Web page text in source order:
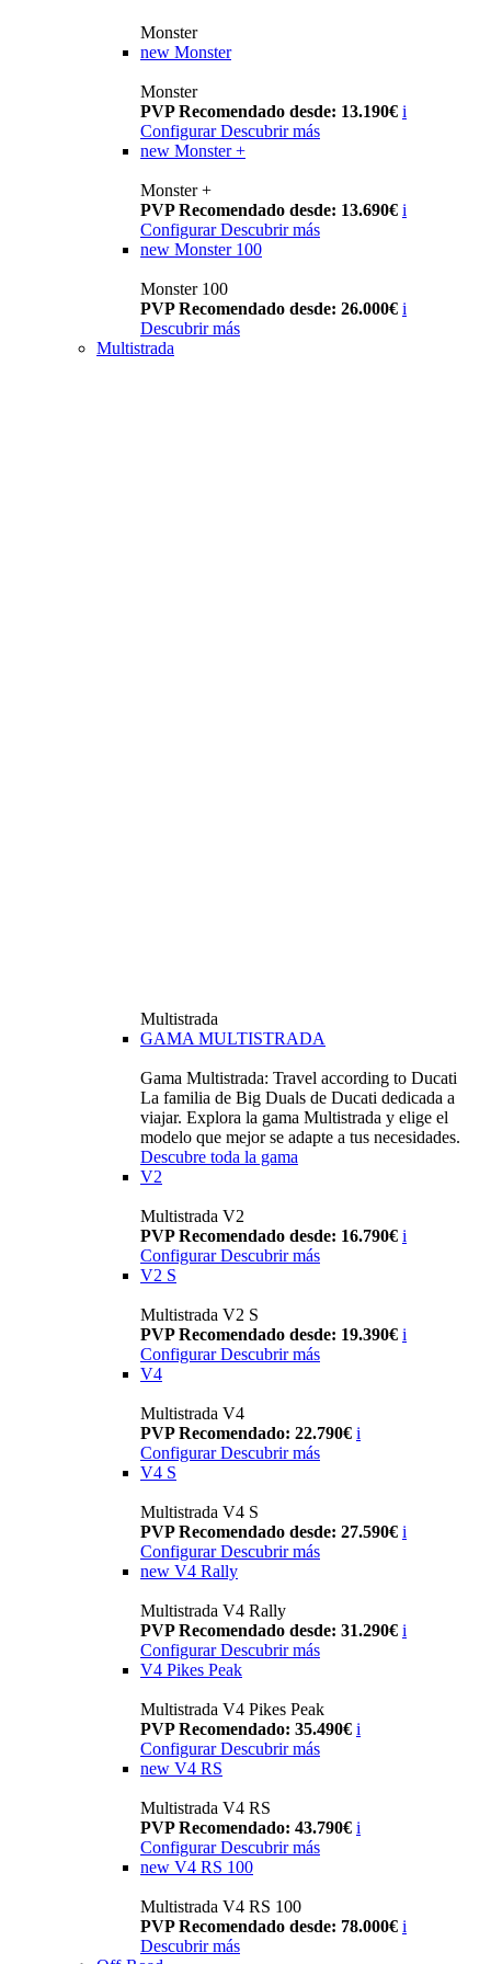
Monster
new Monster
Monster
PVP Recomendado desde: 13.190€ i
Configurar Descubrir más
new Monster +
Monster +
PVP Recomendado desde: 13.690€ i
Configurar Descubrir más
new Monster 100
Monster 100
PVP Recomendado desde: 26.000€ i
Descubrir más
Multistrada
Multistrada
GAMA MULTISTRADA
Gama Multistrada: Travel according to Ducati
La familia de Big Duals de Ducati dedicada a
viajar. Explora la gama Multistrada y elige el
modelo que mejor se adapte a tus necesidades.
Descubre toda la gama
V2
Multistrada V2
PVP Recomendado desde: 16.790€ i
Configurar Descubrir más
V2 S
Multistrada V2 S
PVP Recomendado desde: 19.390€ i
Configurar Descubrir más
V4
Multistrada V4
PVP Recomendado: 22.790€ i
Configurar Descubrir más
V4 S
Multistrada V4 S
PVP Recomendado desde: 27.590€ i
Configurar Descubrir más
new V4 Rally
Multistrada V4 Rally
PVP Recomendado desde: 31.290€ i
Configurar Descubrir más
V4 Pikes Peak
Multistrada V4 Pikes Peak
PVP Recomendado: 35.490€ i
Configurar Descubrir más
new V4 RS
Multistrada V4 RS
PVP Recomendado: 43.790€ i
ConfigurarDescubrir más
new V4 RS 100
Multistrada V4 RS 100
PVP Recomendado desde: 78.000€ i
Descubrir más